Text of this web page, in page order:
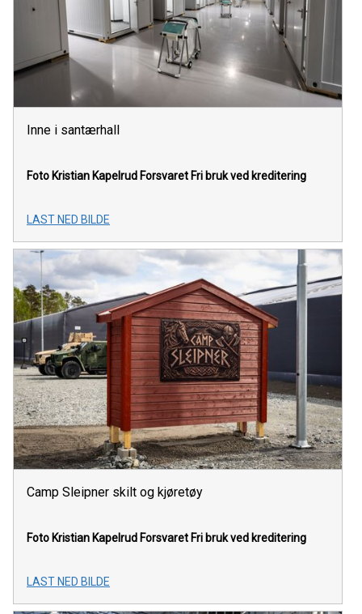
Inne i santærhall
Foto Kristian Kapelrud Forsvaret Fri bruk ved kreditering
LAST NED BILDE
Camp Sleipner skilt og kjøretøy
Foto Kristian Kapelrud Forsvaret Fri bruk ved kreditering
LAST NED BILDE